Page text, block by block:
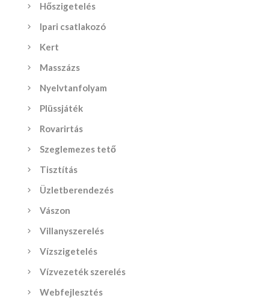
Hőszigetelés
Ipari csatlakozó
Kert
Masszázs
Nyelvtanfolyam
Plüssjáték
Rovarirtás
Szeglemezes tető
Tisztítás
Üzletberendezés
Vászon
Villanyszerelés
Vízszigetelés
Vízvezeték szerelés
Webfejlesztés